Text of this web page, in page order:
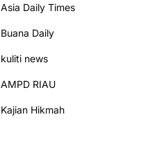
Asia Daily Times
Buana Daily
kuliti news
AMPD RIAU
Kajian Hikmah